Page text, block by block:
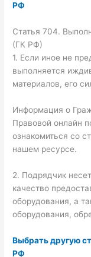
РФ
Статья 704.
(ГК РФ)
1. Если иное не
выполняется
материалов, его
Информация о
Правовой онлайн
ознакомиться со
нашем ресурсе.
2. Подрядчик
качество
оборудования, а
оборудования,
Выбрать другую
РФ